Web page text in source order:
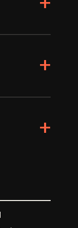
+
+